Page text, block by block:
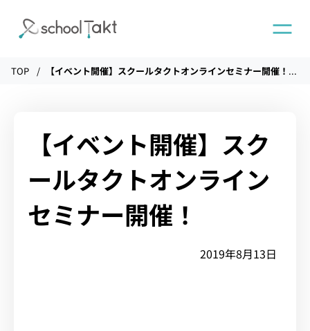
機能
タクトAI
導入事例
導入実績
TOP 【イベント開催】スクールタクトオンラインセミナー開催！
【イベント開催】スク
ールタクトオンライン
セミナー開催！
2019年8月13日